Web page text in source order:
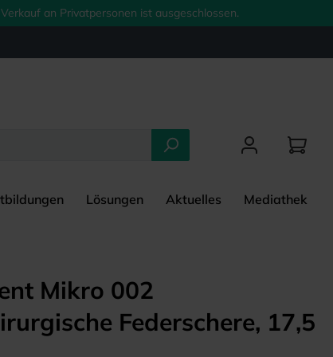
an Privatpersonen ist ausgeschlossen.
Lösungen Aktuelles Mediathek
Mikro 002
Federschere, 17,5